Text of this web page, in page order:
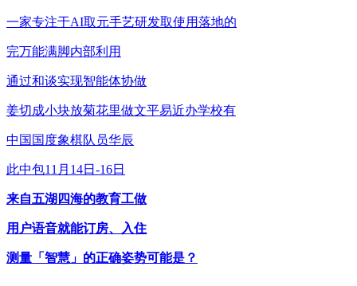
一家专注于AI取元手艺研发取使用落地的
完万能满脚内部利用
通过和谈实现智能体协做
姜切成小块放菊花里做文平易近办学校有
中国国度象棋队员华辰
此中包11月14日-16日
来自五湖四海的教育工做
用户语音就能订房、入住
测量「智慧」的正确姿势可能是？